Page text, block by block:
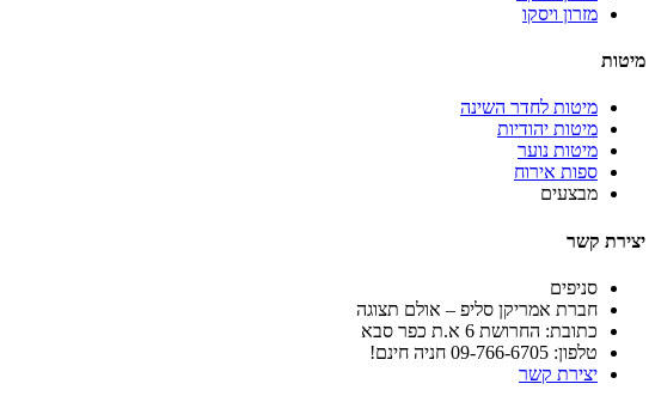
מזרון ויסקו
מיטות
מיטות לחדר השינה
מיטות יהודיות
מיטות נוער
ספות אירוח
מבצעים
יצירת קשר
סניפים
חברת אמריקן סליפ – אולם תצוגה
כתובת: החרושת 6 א.ת כפר סבא
טלפון: 09-766-6705 חניה חינם!
יצירת קשר